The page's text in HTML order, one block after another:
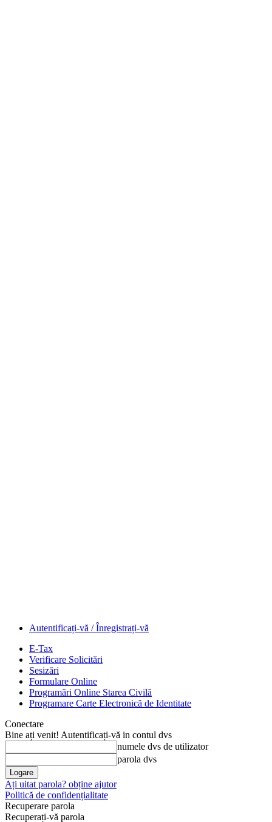
Autentificați-vă / Înregistrați-vă
E-Tax
Verificare Solicitări
Sesizări
Formulare Online
Programări Online Starea Civilă
Programare Carte Electronică de Identitate
Conectare
Bine ați venit! Autentificați-vă in contul dvs
numele dvs de utilizator
parola dvs
Ați uitat parola? obține ajutor
Politică de confidențialitate
Recuperare parola
Recuperați-vă parola